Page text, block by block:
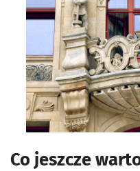
Co jeszcze